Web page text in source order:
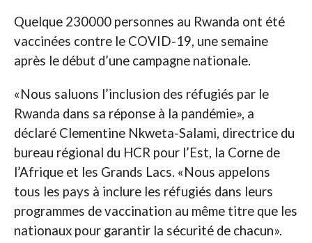
Quelque 230000 personnes au Rwanda ont été
vaccinées contre le COVID-19, une semaine
après le début d’une campagne nationale.
«Nous saluons l’inclusion des réfugiés par le
Rwanda dans sa réponse à la pandémie», a
déclaré Clementine Nkweta-Salami, directrice du
bureau régional du HCR pour l’Est, la Corne de
l’Afrique et les Grands Lacs. «Nous appelons
tous les pays à inclure les réfugiés dans leurs
programmes de vaccination au même titre que les
nationaux pour garantir la sécurité de chacun».